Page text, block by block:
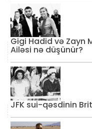
Gigi Hadid və Zayn
Ailəsi nə düşünür?
JFK sui-qəsdinin